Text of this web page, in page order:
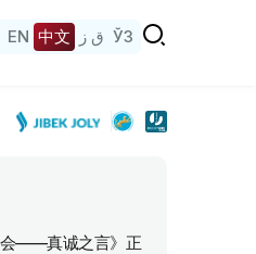
EN 中文 ق ز ЎЗ
会——真诚之言》正